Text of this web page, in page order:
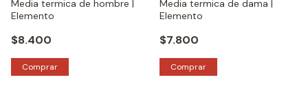
Media termica de hombre |
Elemento
$8.400
Comprar
Media termica de dama |
Elemento
$7.800
Comprar